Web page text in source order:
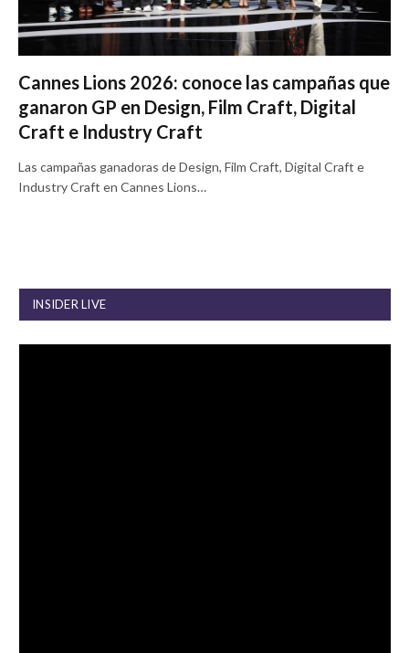
Cannes Lions 2026: conoce las campañas que
ganaron GP en Design, Film Craft, Digital
Craft e Industry Craft
Las campañas ganadoras de Design, Film Craft, Digital Craft e
Industry Craft en Cannes Lions…
INSIDER LIVE